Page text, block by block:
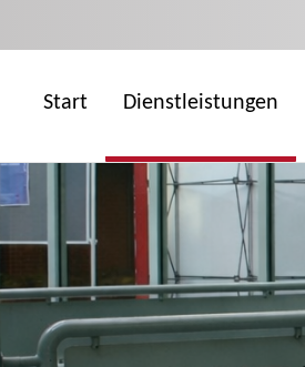
Start Dienstleistungen